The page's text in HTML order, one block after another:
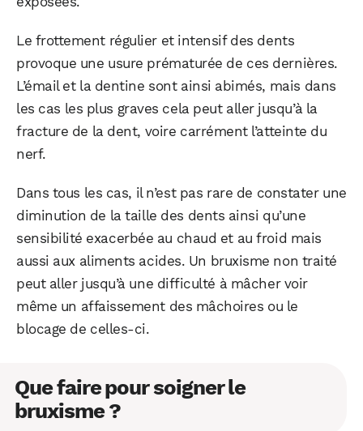
Le frottement régulier et intensif des dents
provoque une usure prématurée de ces dernières.
L’émail et la dentine sont ainsi abimés, mais dans
les cas les plus graves cela peut aller jusqu’à la
fracture de la dent, voire carrément l’atteinte du
nerf.
Dans tous les cas, il n’est pas rare de constater une
diminution de la taille des dents ainsi qu’une
sensibilité exacerbée au chaud et au froid mais
aussi aux aliments acides. Un bruxisme non traité
peut aller jusqu’à une difficulté à mâcher voir
même un affaissement des mâchoires ou le
blocage de celles-ci.
Que faire pour soigner le
bruxisme ?